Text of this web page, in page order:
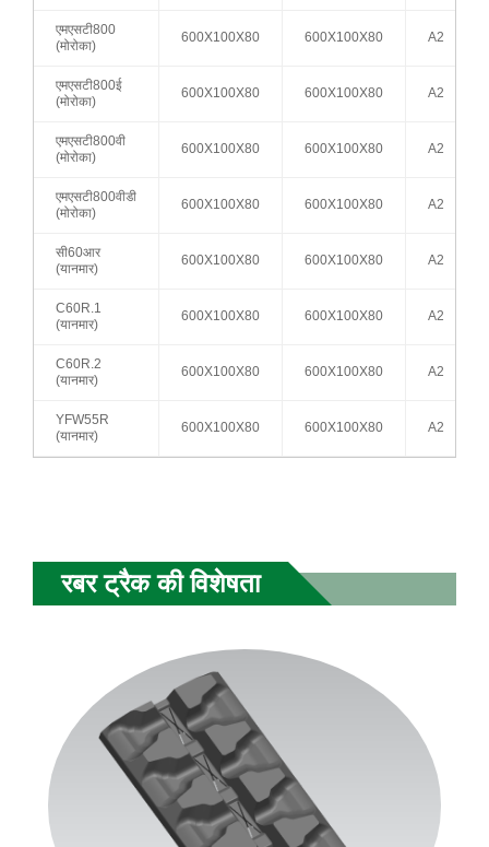
एमएसटी800
(मोरोका)
600X100X80 600X100X80 A2
एमएसटी800ई
(मोरोका)
600X100X80 600X100X80 A2
एमएसटी800वी
(मोरोका)
600X100X80 600X100X80 A2
एमएसटी800वीडी
(मोरोका)
600X100X80 600X100X80 A2
सी60आर
(यानमार)
600X100X80 600X100X80 A2
C60R.1
(यानमार)
600X100X80 600X100X80 A2
C60R.2
(यानमार)
600X100X80 600X100X80 A2
YFW55R
(यानमार)
600X100X80 600X100X80 A2
रबर ट्रैक की विशेषता